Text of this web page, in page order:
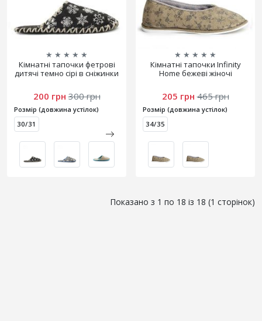
★ ★ ★ ★ ★
Кімнатні тапочки фетрові
дитячі темно сірі в сніжинки
200 грн 300 грн
Розмір (довжина устілок)
30/31
★ ★ ★ ★ ★
Кімнатні тапочки Infinity
Home бежеві жіночі
205 грн 465 грн
Розмір (довжина устілок)
34/35
Показано з 1 по 18 із 18 (1 сторінок)